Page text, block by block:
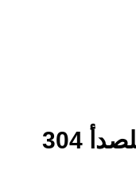
أواني بخارية بالجملة من الفولاذ المقاوم للصدأ 304